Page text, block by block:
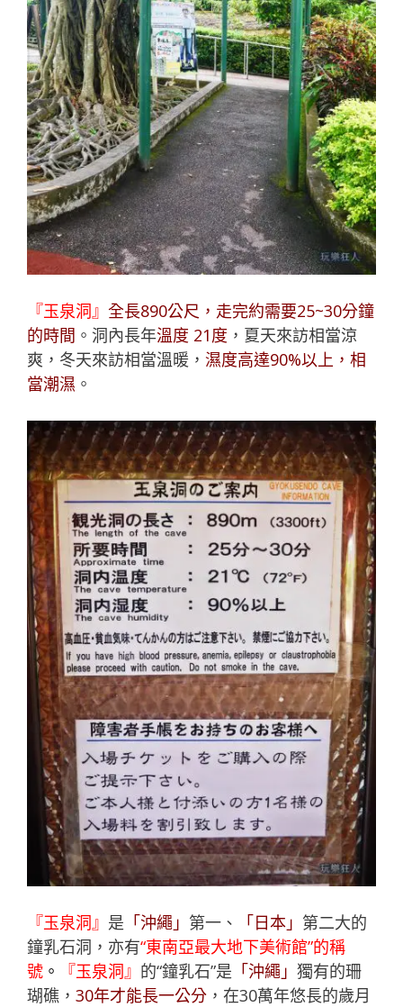
『玉泉洞』 全長890公尺，走完約需要25~30分鐘
的時間 。洞內長年溫度 21度 ，夏天來訪相當涼
爽，冬天來訪相當溫暖， 濕度高達90%以上，相
當潮濕 。
『玉泉洞』 是 「沖繩」 第一、 「日本」 第二大的
鐘乳石洞， 亦有“東南亞最大地下美術館”的稱
號 。 『玉泉洞』 的“鐘乳石”是 「沖繩」 獨有的珊
瑚礁， 30年才能長一公分 ， 在30萬年悠長的歲月